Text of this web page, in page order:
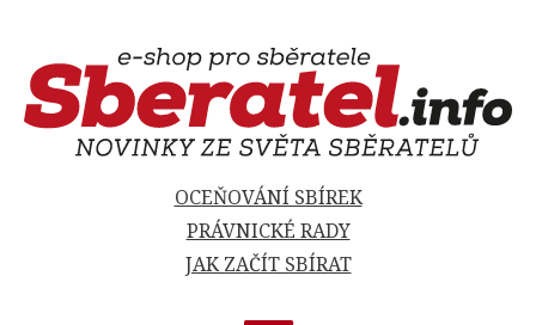
OCEŇOVÁNÍ SBÍREK
PRÁVNICKÉ RADY
JAK ZAČÍT SBÍRAT